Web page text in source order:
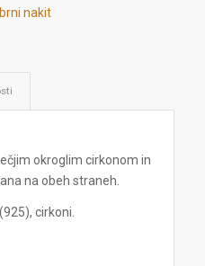
nakit
okroglim cirkonom in
na obeh straneh.
cirkoni.